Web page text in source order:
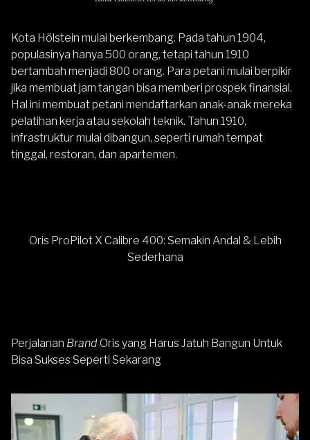
Kota Hölstein mulai berkembang. Pada tahun 1904,
populasinya hanya 500 orang, tetapi tahun 1910
bertambah menjadi 800 orang. Para petani mulai berpikir
jika membuat jam tangan bisa memberi prospek finansial.
Hal ini membuat petani mendaftarkan anak-anak mereka
pelatihan kerja atau sekolah teknik. Tahun 1910,
infrastruktur mulai dibangun, seperti rumah tempat
tinggal, restoran, dan apartemen.
Oris ProPilot X Calibre 400: Semakin Andal & Lebih
Sederhana
Perjalanan BrandOris yang Harus Jatuh Bangun Untuk
Bisa Sukses Seperti Sekarang